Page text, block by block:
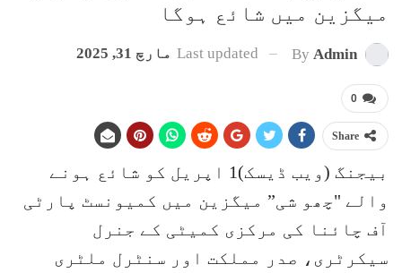
میگزین میں شائع ہوگا
By Admin
Last updated مارچ 31, 2025
0
Share
بیجنگ (ویب ڈیسک)1 اپریل کو شائع ہونے
والے "چھو شی” میگزین میں کمیونسٹ پارٹی
آف چائنا کی مرکزی کمیٹی کے جنرل
سیکرٹری، صدر مملکت اور سنٹرل ملٹری